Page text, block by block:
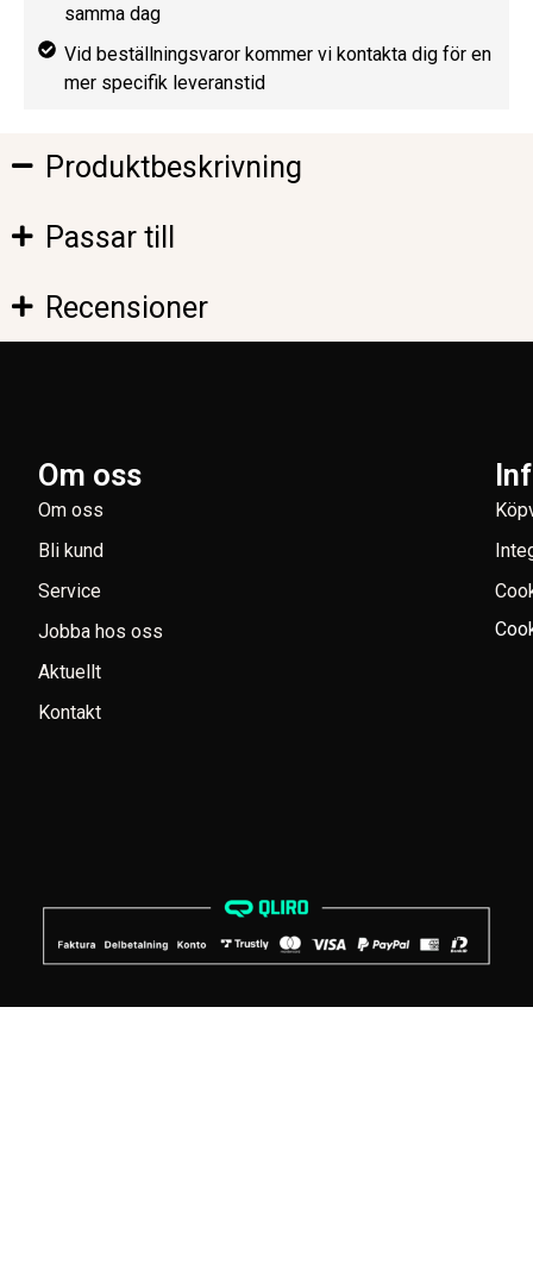
samma dag
Vid beställningsvaror kommer vi kontakta dig för en
mer specifik leveranstid
Produktbeskrivning
Passar till
Recensioner
Om oss
Om oss
Bli kund
Service
Jobba hos oss
Aktuellt
Kontakt